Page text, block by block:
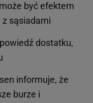
być efektem
sąsiadami
dostatku,
informuje, że
burze i